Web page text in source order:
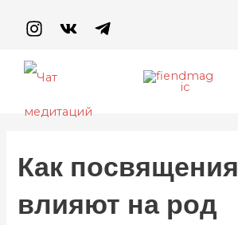
содержимому
Как посвящения
влияют на род
по
записям